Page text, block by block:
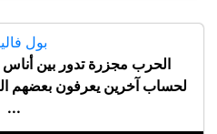
بول
الحرب مجزرة تدور بين
لحساب آخرين يعرفون بعضهم
...